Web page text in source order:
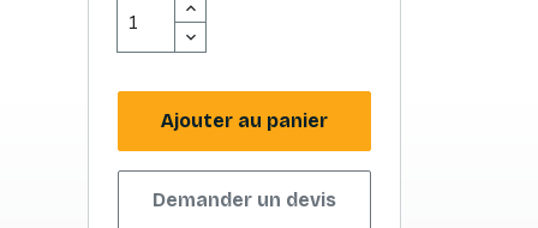
Ajouter au panier
Demander un devis